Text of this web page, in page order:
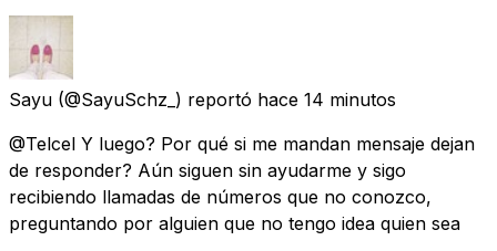
Sayu (@SayuSchz_) reportó hace 14 minutos
@Telcel Y luego? Por qué si me mandan mensaje dejan
de responder? Aún siguen sin ayudarme y sigo
recibiendo llamadas de números que no conozco,
preguntando por alguien que no tengo idea quien sea